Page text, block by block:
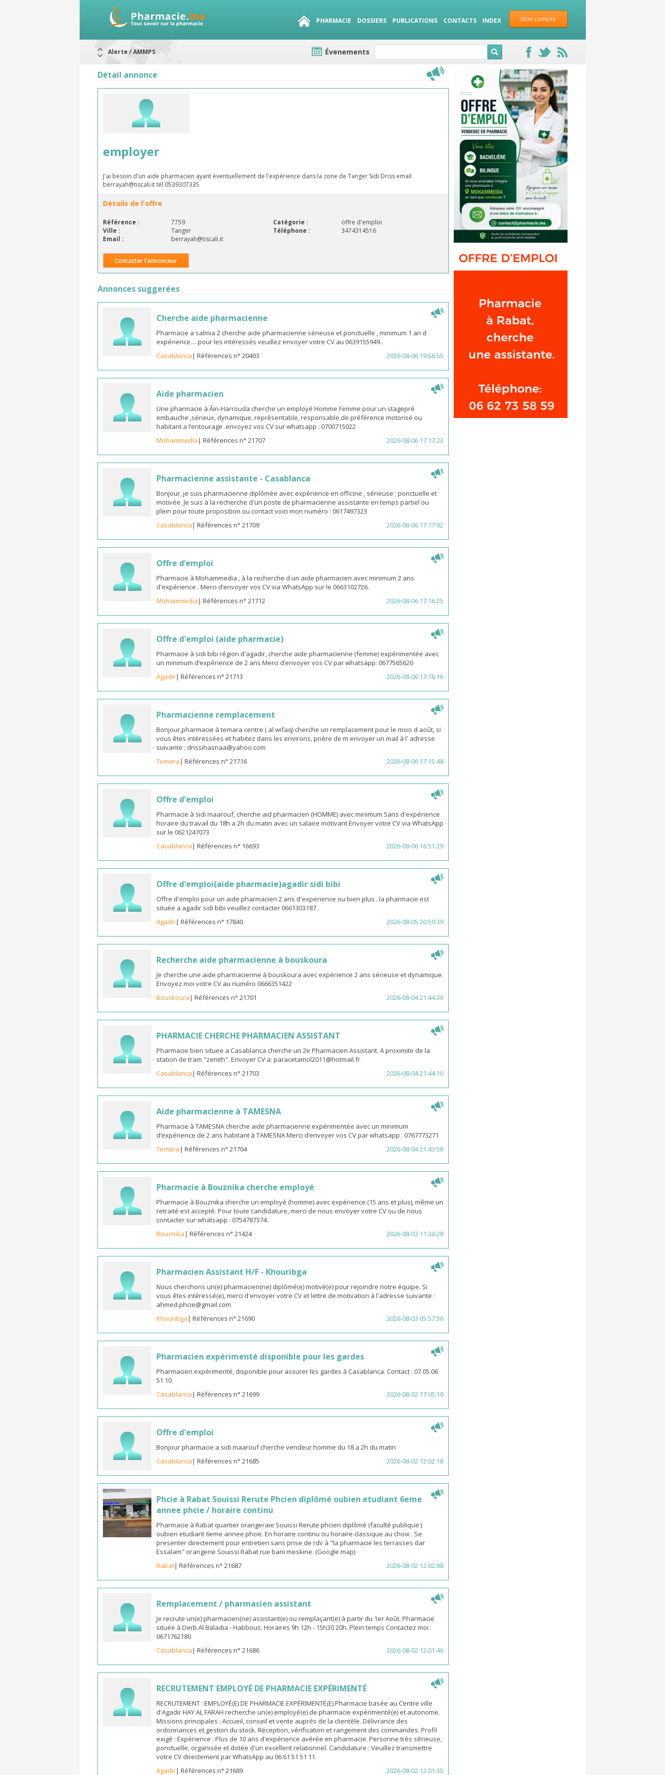
Mon compte
PHARMACIE DOSSIERS PUBLICATIONS CONTACTS INDEX
Alerte / AMMPS
ARRÊT DE COMMERCIALISATION
Rappel de lots : préparations lactées
Évenements
Détail annonce
employer
J'ai besoin d'un aide pharmacien ayant éventuellement de l'expérience dans la zone de Tanger Sidi Driss email
berrayah@tiscali.it tél.0539307335
Détails de l'offre
Référence : 7759 Catégorie :
offre d'emploi
Ville :
Tanger Téléphone :
3474314516
Email :
berrayah@tiscali.it
Contacter l’annonceur
Annonces suggerées
Cherche aide pharmacienne
Pharmacie a salmia 2 cherche aide pharmacienne sérieuse et ponctuelle , minimum 1 an d
expérience.... pour les intéressés veuillez envoyer votre CV au 0639155949..
Casablanca| Références n° 20403 2026-08-06 19:56:55
Aide pharmacien
Une pharmacie à Âïn-Harrouda cherche un employé Homme Femme pour un stagepré
embauche ,sérieux, dynamique, représentable, responsable,de préférence motorisé ou
habitant a l’entourage .envoyez vos CV sur whatsapp : 0700715022
Mohammedia| Références n° 21707 2026-08-06 17:17:23
Pharmacienne assistante - Casablanca
Bonjour, je suis pharmacienne diplômée avec expérience en officine , sérieuse ; ponctuelle et
motivée. Je suis à la recherche d'un poste de pharmacienne assistante en temps partiel ou
plein pour toute proposition ou contact voici mon numéro : 0617497323
Casablanca| Références n° 21709 2026-08-06 17:17:02
Offre d’emploi
Pharmacie à Mohammedia , à la recherche d un aide pharmacien avec minimum 2 ans
d'expérience . Merci d’envoyer vos CV via WhatsApp sur le 0663102726.
Mohammedia| Références n° 21712 2026-08-06 17:16:25
Offre d'emploi (aide pharmacie)
Pharmacie à sidi bibi région d'agadir, cherche aide pharmacienne (femme) expérimentée avec
un minimum d’expérience de 2 ans Merci d’envoyer vos CV par whatsapp: 0677565620
Agadir| Références n° 21713 2026-08-06 17:16:16
Pharmacienne remplacement
Bonjour,pharmacie à temara centre ( al wifaq) cherche un remplacement pour le mois d août, si
vous êtes intéressées et habitez dans les environs, prière de m envoyer un mail à l' adresse
suivante : drissihasnaa@yahoo.com
Temara| Références n° 21716 2026-08-06 17:15:48
Offre d'emploi
Pharmacie à sidi maarouf, cherche aid pharmacien (HOMME) avec minimum 5ans d'expérience
horaire du travail du 18h a 2h du matin avec un salaire motivant Envoyer votre CV via WhatsApp
sur le 0621247073
Casablanca| Références n° 16693 2026-08-06 16:51:29
Offre d'emploi(aide pharmacie)agadir sidi bibi
Offre d'emploi pour un aide pharmacien 2 ans d'experience ou bien plus . la pharmacie est
située a agadir sidi bibi veuillez contacter 0661303187 .
Agadir| Références n° 17840 2026-08-05 20:59:39
Recherche aide pharmacienne à bouskoura
Je cherche une aide pharmacienne à bouskoura avec expérience 2 ans sérieuse et dynamique.
Envoyez moi votre CV au numéro 0666351422
Bouskoura| Références n° 21701 2026-08-04 21:44:36
PHARMACIE CHERCHE PHARMACIEN ASSISTANT
Pharmacie bien situee a Casablanca cherche un 2e Pharmacien Assistant. A proximite de la
station de tram "zenith". Envoyer CV a: paracetamol2011@hotmail.fr
Casablanca| Références n° 21703 2026-08-04 21:44:10
Aide pharmacienne à TAMESNA
Pharmacie à TAMESNA cherche aide pharmacienne expérimentée avec un minimum
d’expérience de 2 ans habitant à TAMESNA Merci d’envoyer vos CV par whatsapp : 0767773271
Temara| Références n° 21704 2026-08-04 21:43:58
Pharmacie à Bouznika cherche employé
Pharmacie à Bouznika cherche un employé (homme) avec expérience (15 ans et plus), même un
retraité est accepté. Pour toute candidature, merci de nous envoyer votre CV ou de nous
contacter sur whatsapp : 0754787374.
Bouznika| Références n° 21424 2026-08-03 11:30:28
Pharmacien Assistant H/F - Khouribga
Nous cherchons un(e) pharmacien(ne) diplômé(e) motivé(e) pour rejoindre notre équipe. Si
vous êtes intéressé(e), merci d'envoyer votre CV et lettre de motivation à l'adresse suivante :
ahmed.phcie@gmail.com
Khouribga| Références n° 21690 2026-08-03 05:57:56
Pharmacien expérimenté disponible pour les gardes
Pharmacien expérimenté, disponible pour assurer les gardes à Casablanca. Contact : 07 05 06
51 10
Casablanca| Références n° 21699 2026-08-02 17:05:19
Offre d'emploi
Bonjour pharmacie a sidi maarouf cherche vendeur homme du 18 a 2h du matin
Casablanca| Références n° 21685 2026-08-02 12:02:18
Phcie à Rabat Souissi Rerute Phcien diplômé oubien etudiant 6eme
annee phcie / horaire continu
Pharmacie à Rabat quartier orangeraie Souissi Rerute phcien diplômé (faculté publique )
oubien etudiant 6eme annee phcie. En horaire continu ou horaire classique au choix . Se
presenter directement pour entretien sans prise de rdv à "la pharmacie les terrasses dar
Essalam" orangerie Souissi Rabat rue bani meskine. (Google map)
Rabat| Références n° 21687 2026-08-02 12:02:08
Remplacement / pharmacien assistant
Je recrute un(e) pharmacien(ne) assistant(e) ou remplaçant(e) à partir du 1er Août. Pharmacie
située à Derb Al Baladia - Habbous. Horaires 9h 12h - 15h30 20h. Plein temps Contactez moi :
0671762180
Casablanca| Références n° 21686 2026-08-02 12:01:46
RECRUTEMENT EMPLOYÉ DE PHARMACIE EXPÉRIMENTÉ
RECRUTEMENT : EMPLOYÉ(E) DE PHARMACIE EXPÉRIMENTÉ(E) Pharmacie basée au Centre ville
d'Agadir HAY AL FARAH recherche un(e) employé(e) de pharmacie expérimenté(e) et autonome.
Missions principales : Accueil, conseil et vente auprès de la clientèle. Délivrance des
ordonnances et gestion du stock. Réception, vérification et rangement des commandes. Profil
exigé : Expérience : Plus de 10 ans d'expérience avérée en pharmacie. Personne très sérieuse,
ponctuelle, organisée et dotée d'un excellent relationnel. Candidature : Veuillez transmettre
votre CV directement par WhatsApp au 06 61 51 51 11.
Agadir| Références n° 21689 2026-08-02 12:01:35